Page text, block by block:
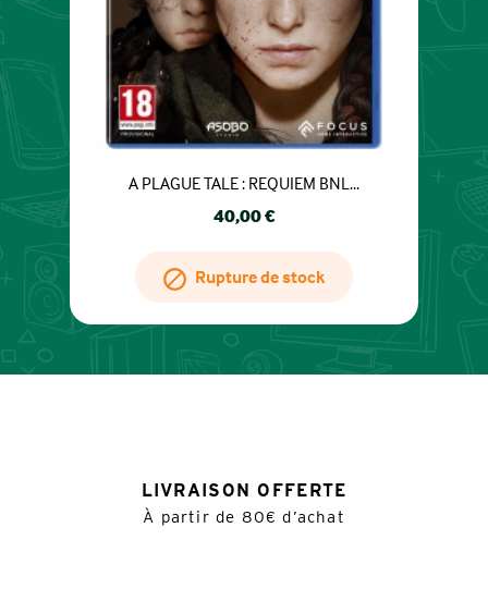
A PLAGUE TALE : REQUIEM BNL...
Prix
40,00 €
Rupture de stock
LIVRAISON OFFERTE
À partir de 80€ d’achat